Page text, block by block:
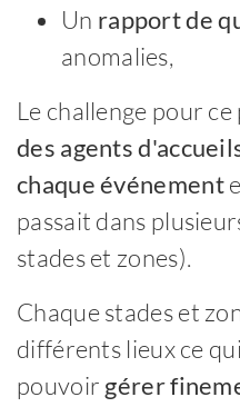
Un rapport de
anomalies,
Le challenge pour
des agents
chaque événement
passait dans
stades et zones).
Chaque stades et
différents lieux ce
pouvoir gérer